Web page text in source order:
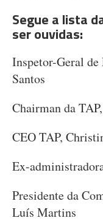
Segue a lista
ser ouvidas:
Inspetor-Geral
Santos
Chairman da
CEO TAP,
Ex-
Presidente da
Luís Martins